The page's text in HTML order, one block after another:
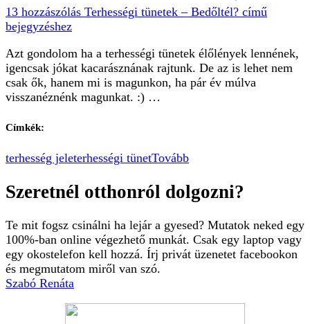
13 hozzászólás Terhességi tünetek – Bedőltél? című
bejegyzéshez
Azt gondolom ha a terhességi tünetek élőlények lennének,
igencsak jókat kacarásznának rajtunk. De az is lehet nem
csak ők, hanem mi is magunkon, ha pár év múlva
visszanéznénk magunkat. :) …
Címkék:
terhesség jeleterhességi tünetTovább
Szeretnél otthonról dolgozni?
Te mit fogsz csinálni ha lejár a gyesed? Mutatok neked egy
100%-ban online végezhető munkát. Csak egy laptop vagy
egy okostelefon kell hozzá. Írj privát üzenetet facebookon
és megmutatom miről van szó.
Szabó Renáta